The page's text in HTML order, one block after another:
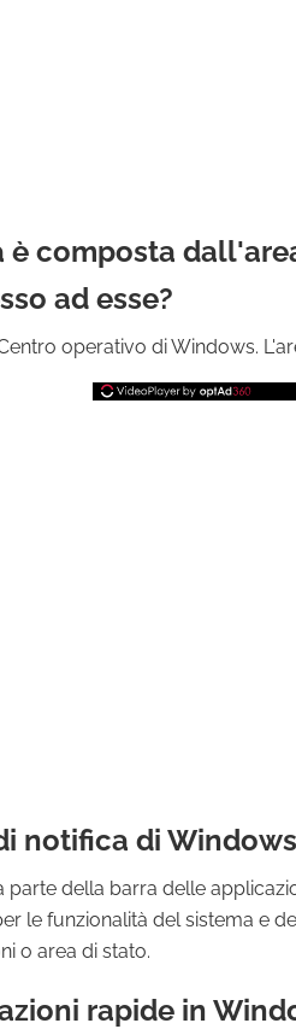
è composta
ad esse?
operativo di Windows.
notifica di
parte della barra delle
le funzionalità del sistema e
o area di stato.
rapide in